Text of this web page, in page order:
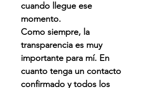
cuando llegue ese
momento.
Como siempre, la
transparencia es muy
importante para mí. En
cuanto tenga un contacto
confirmado y todos los